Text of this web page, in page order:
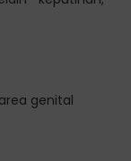
genital